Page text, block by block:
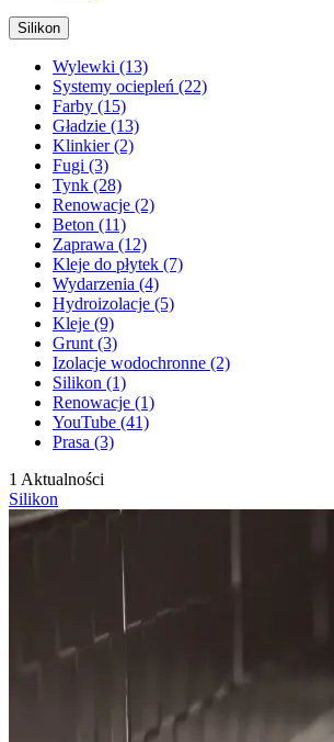
Silikon
Wylewki (13)
Systemy ociepleń (22)
Farby (15)
Gładzie (13)
Klinkier (2)
Fugi (3)
Tynk (28)
Renowacje (2)
Beton (11)
Zaprawa (12)
Kleje do płytek (7)
Wydarzenia (4)
Hydroizolacje (5)
Kleje (9)
Grunt (3)
Izolacje wodochronne (2)
Silikon (1)
Renowacje (1)
YouTube (41)
Prasa (3)
1 Aktualności
Silikon